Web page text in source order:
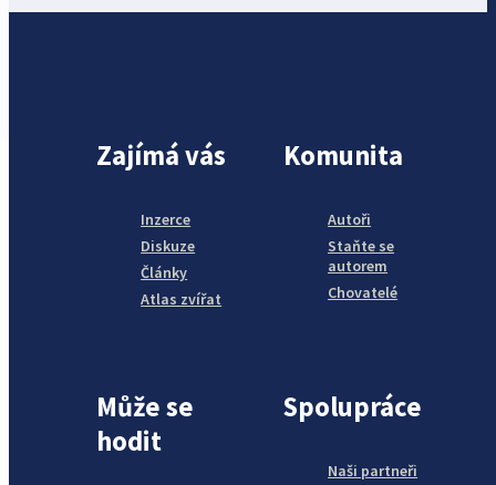
Zajímá vás
Inzerce
Diskuze
Články
Atlas zvířat
Komunita
Autoři
Staňte se
autorem
Chovatelé
Může se
hodit
Spolupráce
Naši partneři